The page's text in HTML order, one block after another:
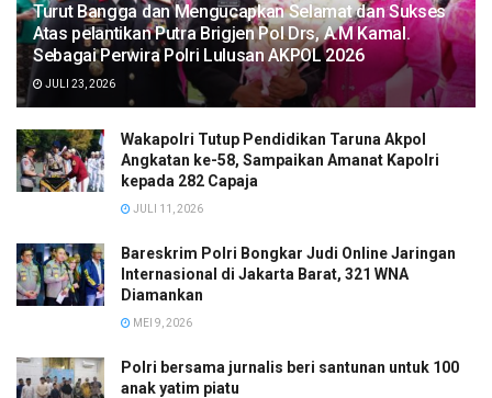
Turut Bangga dan Mengucapkan Selamat dan Sukses
Atas pelantikan Putra Brigjen Pol Drs, A.M Kamal.
Sebagai Perwira Polri Lulusan AKPOL 2026
JULI 23, 2026
Wakapolri Tutup Pendidikan Taruna Akpol
Angkatan ke-58, Sampaikan Amanat Kapolri
kepada 282 Capaja
JULI 11, 2026
Bareskrim Polri Bongkar Judi Online Jaringan
Internasional di Jakarta Barat, 321 WNA
Diamankan
MEI 9, 2026
Polri bersama jurnalis beri santunan untuk 100
anak yatim piatu